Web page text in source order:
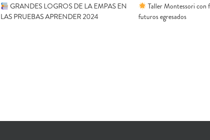
GRANDES LOGROS DE LA EMPAS EN
LAS PRUEBAS APRENDER 2024
Taller Montessori con
futuros egresados